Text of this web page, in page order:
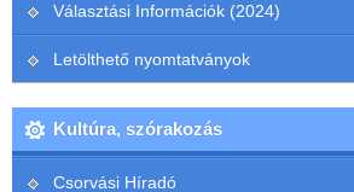
Választási Információk (2024)
Letölthető nyomtatványok
Kultúra, szórakozás
Csorvási Híradó